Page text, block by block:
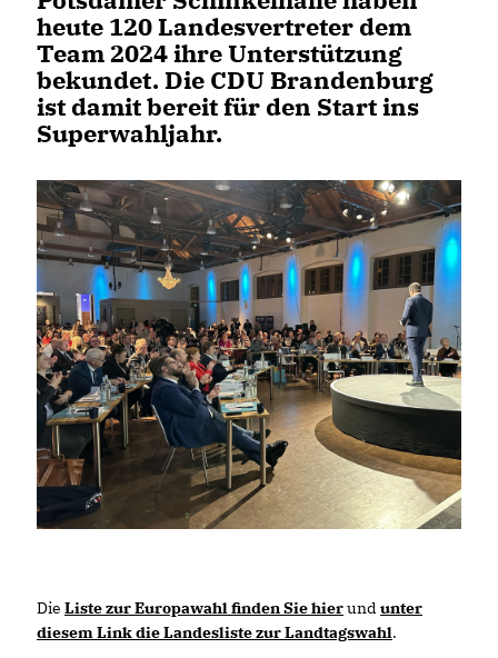
heute 120 Landesvertreter dem
Team 2024 ihre Unterstützung
bekundet. Die CDU Brandenburg
ist damit bereit für den Start ins
Superwahljahr.
Die Liste zur Europawahl finden Sie hierund unter
diesem Link die Landesliste zur Landtagswahl.